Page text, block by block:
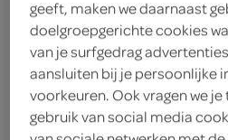
1.
69
250 Gram
Let op: aanbiedingen zijn
geeft, maken we daarnaast
doelgroepgerichte cookies
van je surfgedrag
aansluiten bij je persoonlijke
voorkeuren. Ook vragen we
gebruik van social media